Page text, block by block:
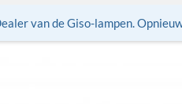
van de Giso-lampen. Opnieuw